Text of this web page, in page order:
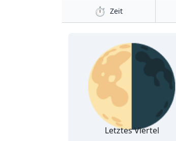
⏱️ Zeit
🌗
Letztes Viertel